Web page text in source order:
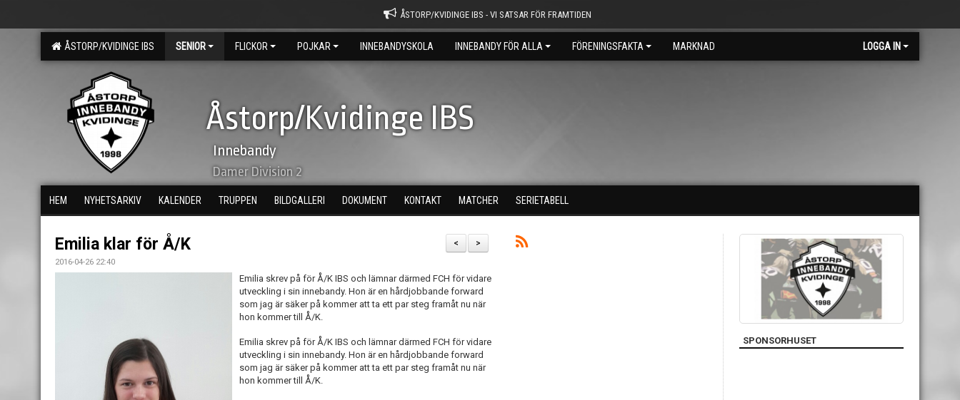
ÅSTORP/KVIDINGE IBS - VI SATSAR FÖR FRAMTIDEN
ÅSTORP/KVIDINGE IBS SENIOR FLICKOR POJKAR INNEBANDYSKOLA INNEBANDY FÖR ALLA FÖRENINGSFAKTA MARKNAD LOGGA IN
Åstorp/Kvidinge IBS
Innebandy
Damer Division 2
HEM NYHETSARKIV KALENDER TRUPPEN BILDGALLERI DOKUMENT KONTAKT MATCHER SERIETABELL
>
<
Emilia klar för Å/K
2016-04-26 22:40
Emilia skrev på för Å/K IBS och lämnar därmed FCH för vidare
utveckling i sin innebandy. Hon är en hårdjobbande forward
som jag är säker på kommer att ta ett par steg framåt nu när
hon kommer till Å/K.
Emilia skrev på för Å/K IBS och lämnar därmed FCH för vidare
utveckling i sin innebandy. Hon är en hårdjobbande forward
som jag är säker på kommer att ta ett par steg framåt nu när
hon kommer till Å/K.
SPONSORHUSET